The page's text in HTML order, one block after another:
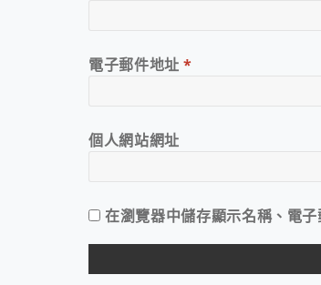
電子郵件地址*
個人網站網址
在瀏覽器中儲存顯示名稱、電